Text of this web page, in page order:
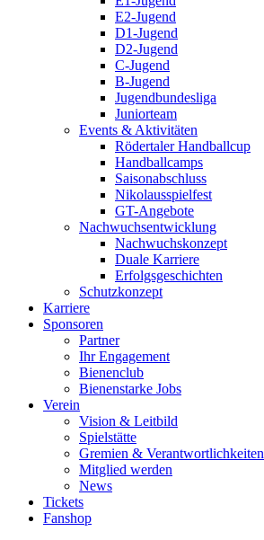
E2-Jugend
D1-Jugend
D2-Jugend
C-Jugend
B-Jugend
Jugendbundesliga
Juniorteam
Events & Aktivitäten
Rödertaler Handballcup
Handballcamps
Saisonabschluss
Nikolausspielfest
GT-Angebote
Nachwuchsentwicklung
Nachwuchskonzept
Duale Karriere
Erfolgsgeschichten
Schutzkonzept
Karriere
Sponsoren
Partner
Ihr Engagement
Bienenclub
Bienenstarke Jobs
Verein
Vision & Leitbild
Spielstätte
Gremien & Verantwortlichkeiten
Mitglied werden
News
Tickets
Fanshop